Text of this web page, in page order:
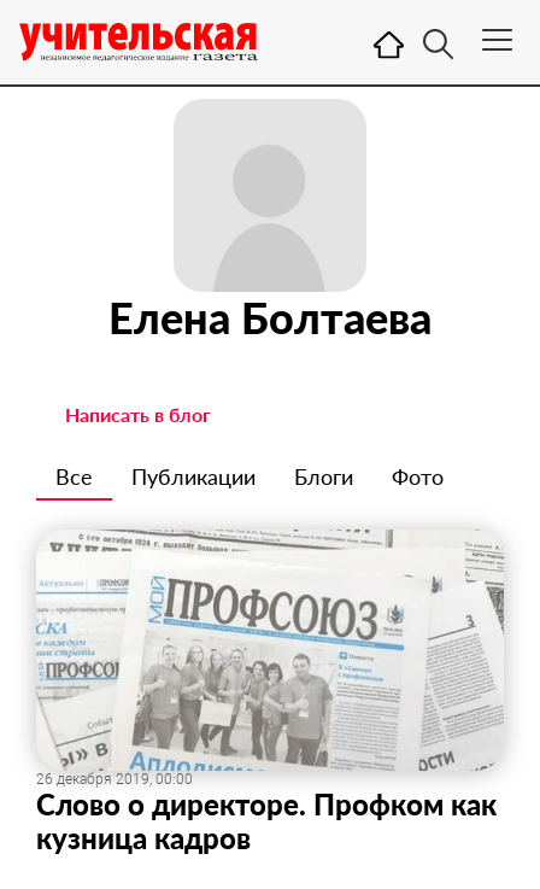
Елена Болтаева
Написать в блог
Все Публикации Блоги Фото
26 декабря 2019, 00:00
​Слово о директоре. Профком как
кузница кадров